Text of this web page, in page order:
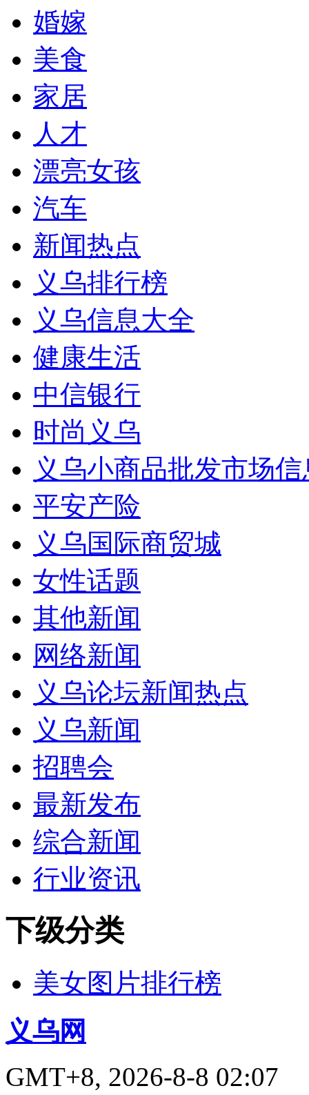
婚嫁
美食
家居
人才
漂亮女孩
汽车
新闻热点
义乌排行榜
义乌信息大全
健康生活
中信银行
时尚义乌
义乌小商品批发市场
平安产险
义乌国际商贸城
女性话题
其他新闻
网络新闻
义乌论坛新闻热点
义乌新闻
招聘会
最新发布
综合新闻
行业资讯
下级分类
美女图片排行榜
义乌网
GMT+8, 2026-8-8 02:07